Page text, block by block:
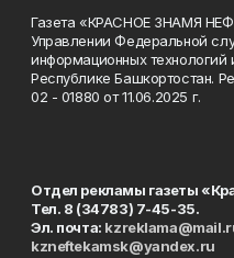
Газета «КРАСНОЕ ЗНАМЯ
Управлении Федеральной
информационных
Республике Башкортостан.
02 - 01880 от 11.06.2025 г.
Отдел рекламы газеты
Тел. 8 (34783) 7-45-35.
Эл. почта:
kzneftekamsk@yandex.ru